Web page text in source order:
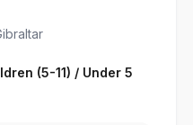
(5-11) / Under 5